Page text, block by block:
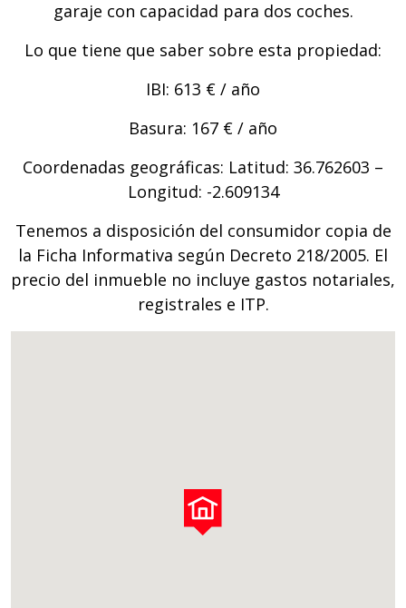
garaje con capacidad para dos coches.
Lo que tiene que saber sobre esta propiedad:
IBI: 613 € / año
Basura: 167 € / año
Coordenadas geográficas: Latitud: 36.762603 –
Longitud: -2.609134
Tenemos a disposición del consumidor copia de
la Ficha Informativa según Decreto 218/2005. El
precio del inmueble no incluye gastos notariales,
registrales e ITP.